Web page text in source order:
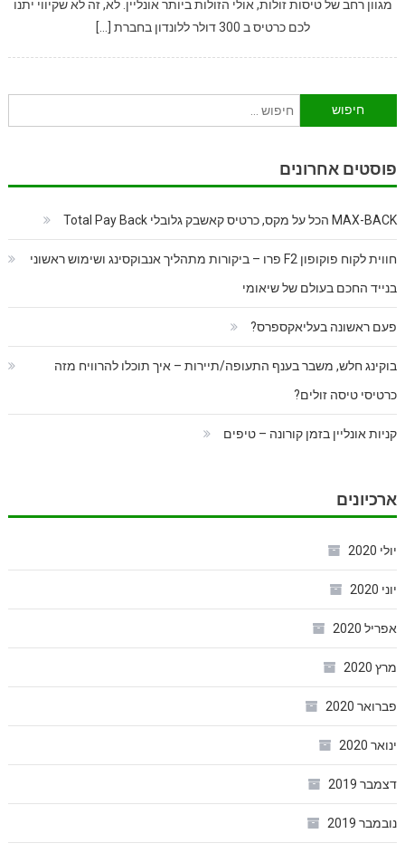
מגוון רחב של טיסות זולות, אולי הזולות ביותר אונליין. לא, זה לא שקיווי יתנו
לכם כרטיס ב 300 דולר ללונדון בחברת […]
חיפוש:
פוסטים אחרונים
MAX-BACK הכל על מקס, כרטיס קאשבק גלובלי Total Pay Back
חווית לקוח פוקופון F2 פרו – ביקורות מתהליך אנבוקסינג ושימוש ראשוני
בנייד החכם בעולם של שיאומי
פעם ראשונה בעליאקספרס?
בוקינג חלש, משבר בענף התעופה/תיירות – איך תוכלו להרוויח מזה
כרטיסי טיסה זולים?
קניות אונליין בזמן קורונה – טיפים
ארכיונים
יולי 2020
יוני 2020
אפריל 2020
מרץ 2020
פברואר 2020
ינואר 2020
דצמבר 2019
נובמבר 2019